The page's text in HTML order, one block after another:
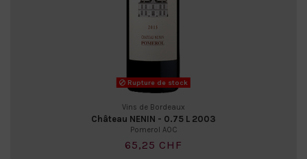
Rupture de stock
Vins de Bordeaux
Château NENIN - 0.75 L 2003
Pomerol AOC
65,25 CHF